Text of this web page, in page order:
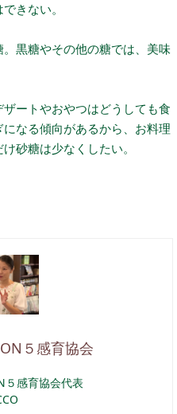
きない。
黒糖やその他の糖では、美味
ートやおやつはどうしても食
なる傾向があるから、お料理
砂糖は少なくしたい。
５感育協会
５感育協会代表